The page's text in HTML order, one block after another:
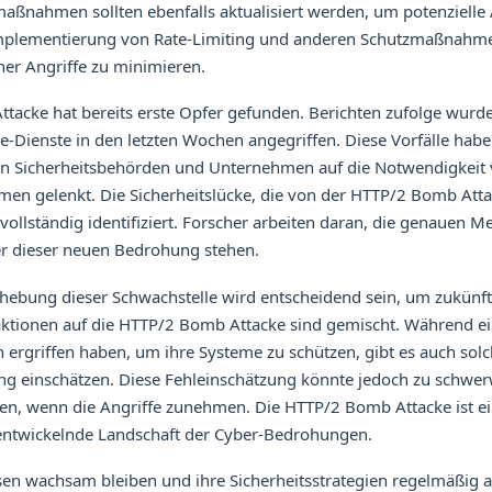
sollten ebenfalls aktualisiert werden, um
von Rate-Limiting und anderen
Angriffe zu minimieren.
hat bereits erste Opfer gefunden. Berichten zufolge
Dienste in den letzten Wochen angegriffen. Diese Vorfälle
Sicherheitsbehörden und Unternehmen auf die Notwendigkeit
gelenkt. Die Sicherheitslücke, die von der HTTP/2 Bomb
identifiziert. Forscher arbeiten daran, die genauen
dieser neuen Bedrohung stehen.
dieser Schwachstelle wird entscheidend sein, um
auf die HTTP/2 Bomb Attacke sind gemischt. Während
haben, um ihre Systeme zu schützen, gibt es auch
einschätzen. Diese Fehleinschätzung könnte jedoch zu
wenn die Angriffe zunehmen. Die HTTP/2 Bomb Attacke ist
Landschaft der Cyber-Bedrohungen.
wachsam bleiben und ihre Sicherheitsstrategien regelmäßig